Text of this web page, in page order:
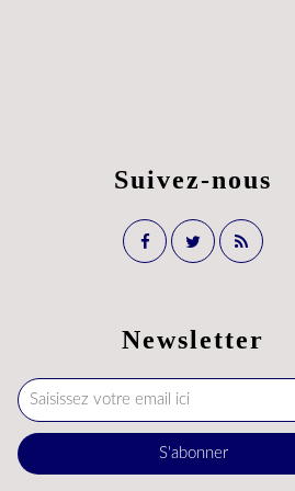
Newsletter
Suivez-nous